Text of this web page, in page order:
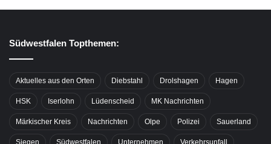
Südwestfalen Topthemen:
Aktuelles aus den Orten Diebstahl Drolshagen Hagen
HSK Iserlohn Lüdenscheid MK Nachrichten
Märkischer Kreis Nachrichten Olpe Polizei Sauerland